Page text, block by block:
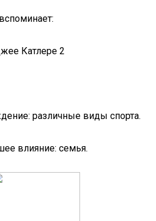
Катлере 2
различные виды спорта.
влияние: семья.